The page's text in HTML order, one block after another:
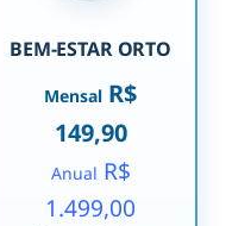
BEM-ESTAR ORTO
Mensal R$
149,90
Anual R$
1.499,00